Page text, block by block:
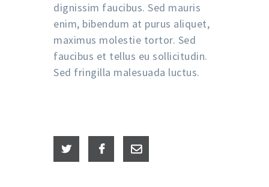
dignissim faucibus. Sed mauris
enim, bibendum at purus aliquet,
maximus molestie tortor. Sed
faucibus et tellus eu sollicitudin.
Sed fringilla malesuada luctus.